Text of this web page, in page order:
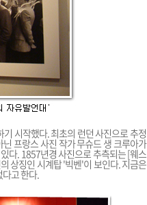
시작했다. 최초의 런던 사진으로 추정
프랑스 사진 작가 무슈드 생 크루아가
다. 1857년경 사진으로 추측되는 [웨스
상징인 시계탑 '빅벤'이 보인다. 지금은
다고 한다.